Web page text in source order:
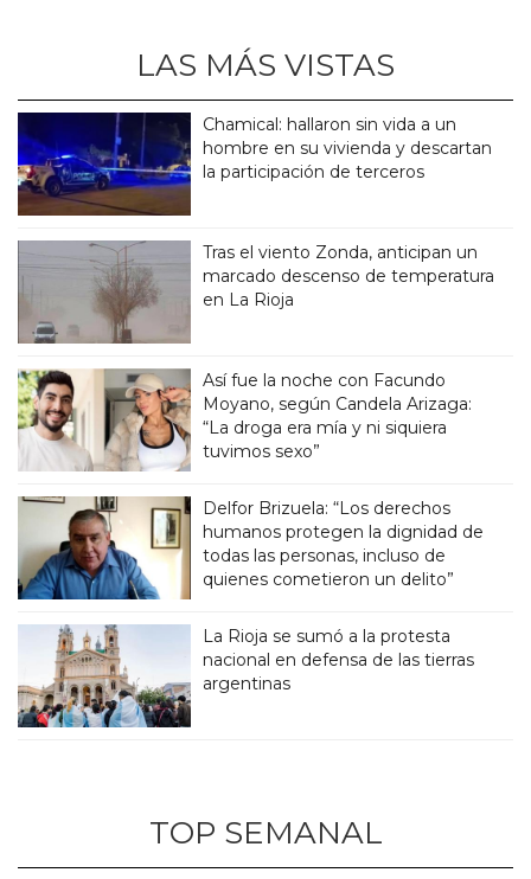
LAS MÁS VISTAS
Chamical: hallaron sin vida a un
hombre en su vivienda y descartan
la participación de terceros
Tras el viento Zonda, anticipan un
marcado descenso de temperatura
en La Rioja
Así fue la noche con Facundo
Moyano, según Candela Arizaga:
“La droga era mía y ni siquiera
tuvimos sexo”
Delfor Brizuela: “Los derechos
humanos protegen la dignidad de
todas las personas, incluso de
quienes cometieron un delito”
La Rioja se sumó a la protesta
nacional en defensa de las tierras
argentinas
TOP SEMANAL